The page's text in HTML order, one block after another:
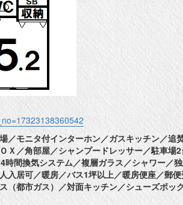
／モニタ付インターホン／ガスキッチン／追
Ｘ／角部屋／シャンプードレッサー／駐車場
間換気システム／複層ガラス／シャワー／
入居可／暖房／バス1坪以上／暖房便座／郵
（都市ガス）／対面キッチン／シューズボック